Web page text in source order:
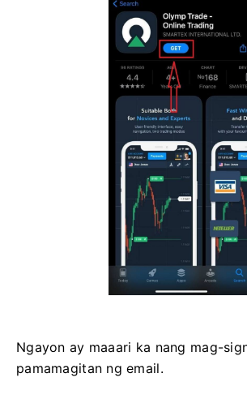
Ngayon ay maaari ka nang mag-
pamamagitan ng email.